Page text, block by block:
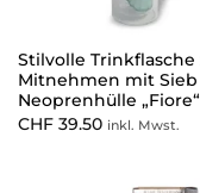
Stilvolle Trinkflasche
Mitnehmen mit
Neoprenhülle „Fiore“
CHF39.50 inkl. Mwst.